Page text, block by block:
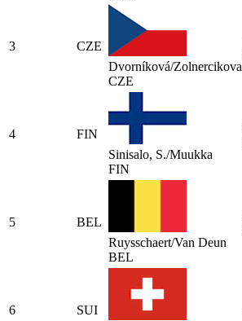
3
CZE
Dvorníková/Zolnercikova
CZE
4
FIN
Sinisalo, S./Muukka
FIN
5
BEL
Ruysschaert/Van Deun
BEL
6
SUI